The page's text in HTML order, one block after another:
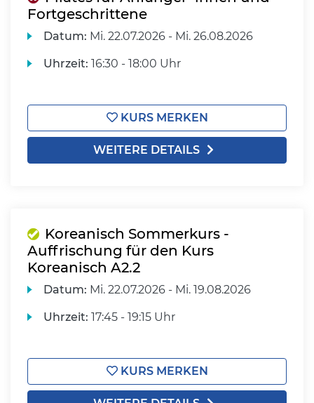
Fortgeschrittene
Datum: Mi. 22.07.2026 - Mi. 26.08.2026
Uhrzeit: 16:30 - 18:00 Uhr
KURS MERKEN
WEITERE DETAILS
Koreanisch Sommerkurs -
Auffrischung für den Kurs
Koreanisch A2.2
Datum: Mi. 22.07.2026 - Mi. 19.08.2026
Uhrzeit: 17:45 - 19:15 Uhr
KURS MERKEN